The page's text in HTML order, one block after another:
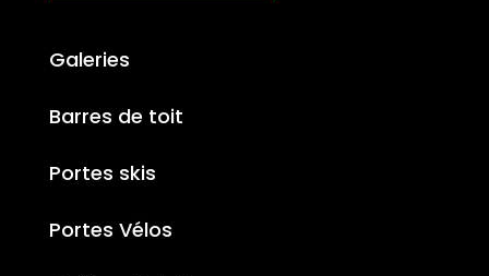
Galeries
Barres de toit
Portes skis
Portes Vélos